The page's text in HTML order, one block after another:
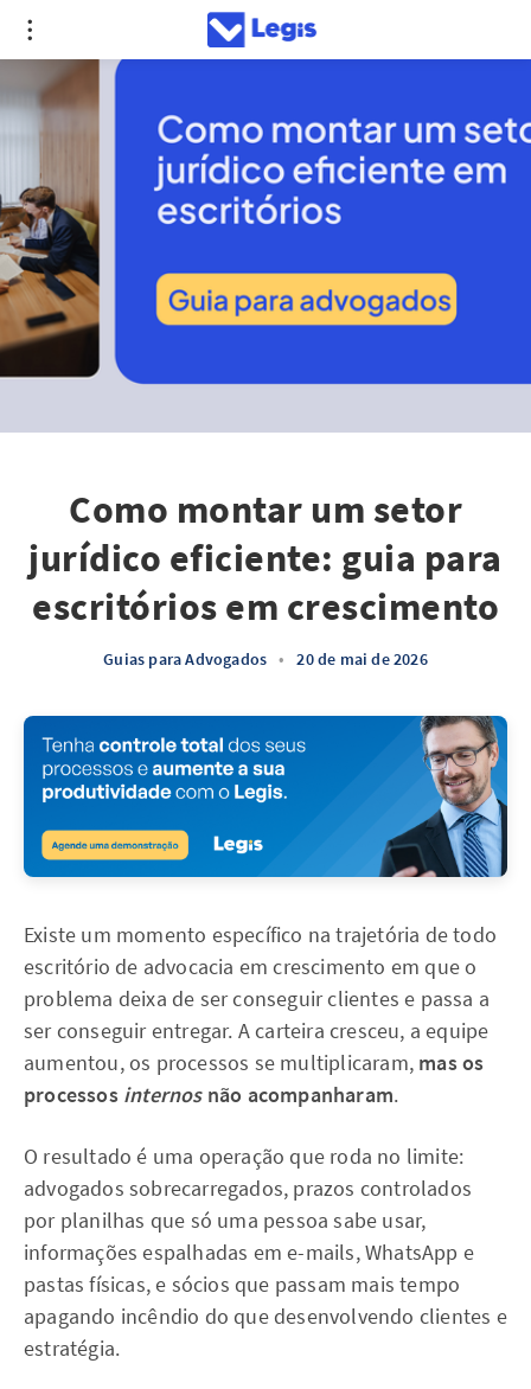
Como montar um setor
jurídico eficiente: guia para
escritórios em crescimento
Guias para Advogados • 20 de mai de 2026
Existe um momento específico na trajetória de todo
escritório de advocacia em crescimento em que o
problema deixa de ser conseguir clientes e passa a
ser conseguir entregar. A carteira cresceu, a equipe
aumentou, os processos se multiplicaram, mas os
processos internosnão acompanharam.
O resultado é uma operação que roda no limite:
advogados sobrecarregados, prazos controlados
por planilhas que só uma pessoa sabe usar,
informações espalhadas em e-mails, WhatsApp e
pastas físicas, e sócios que passam mais tempo
apagando incêndio do que desenvolvendo clientes e
estratégia.